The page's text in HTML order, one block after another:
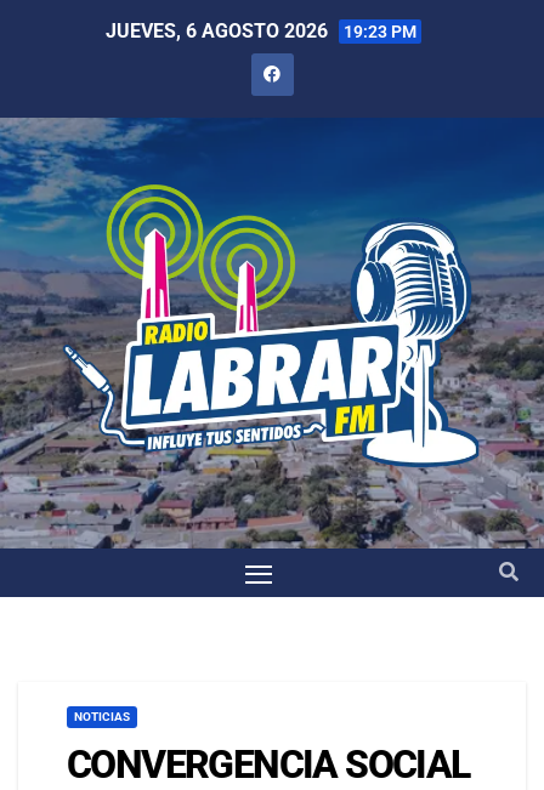
JUEVES, 6 AGOSTO 2026 19:23 PM
NOTICIAS
CONVERGENCIA SOCIAL